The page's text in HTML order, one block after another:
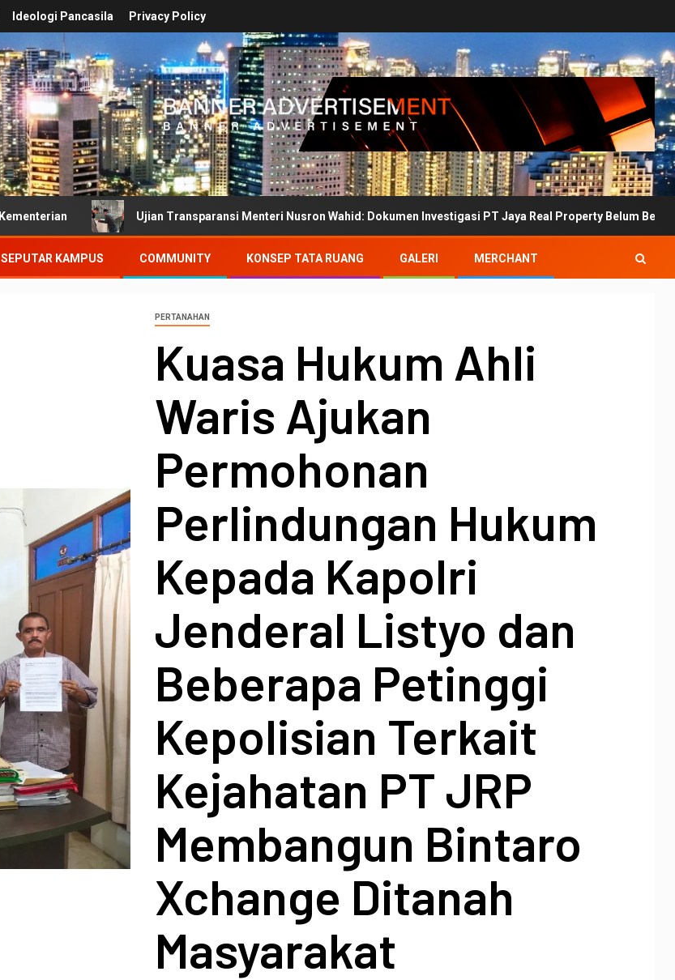
Ideologi Pancasila Privacy Policy
Ujian Transparansi Menteri Nusron Wahid: Dokumen Investigasi PT Jaya Real Property Belum Bertanda Tangan
SEPUTAR KAMPUS COMMUNITY KONSEP TATA RUANG GALERI MERCHANT
PERTANAHAN
Kuasa Hukum Ahli
Waris Ajukan
Permohonan
Perlindungan Hukum
Kepada Kapolri
Jenderal Listyo dan
Beberapa Petinggi
Kepolisian Terkait
Kejahatan PT JRP
Membangun Bintaro
Xchange Ditanah
Masyarakat